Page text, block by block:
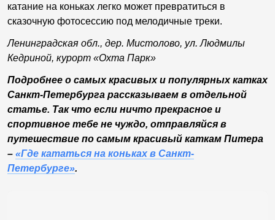
катание на коньках легко может превратиться в
сказочную фотосессию под мелодичные треки.
Ленинградская обл., дер. Мистолово, ул. Людмилы
Кедриной, курорт «Охта Парк»
Подробнее о самых красивых и популярных катках
Санкт-Петербурга рассказываем в отдельной
статье. Так что если ничто прекрасное и
спортивное тебе не чуждо, отправляйся в
путешествие по самым красивый каткам Питера
– «Где кататься на коньках в Санкт-
Петербурге».